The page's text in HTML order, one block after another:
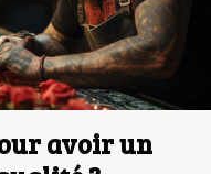
avoir un